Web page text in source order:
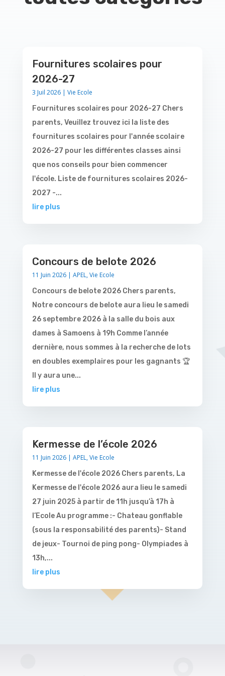
Fournitures scolaires pour
2026-27
3 Juil 2026| Vie Ecole
Fournitures scolaires pour 2026-27 Chers
parents, Veuillez trouvez ici la liste des
fournitures scolaires pour l'année scolaire
2026-27 pour les différentes classes ainsi
que nos conseils pour bien commencer
l'école. Liste de fournitures scolaires 2026-
2027 -...
lire plus
Concours de belote 2026
11 Juin 2026| APEL,Vie Ecole
Concours de belote 2026 Chers parents,
Notre concours de belote aura lieu le samedi
26 septembre 2026 à la salle du bois aux
dames à Samoens à 19h Comme l’année
dernière, nous sommes à la recherche de lots
en doubles exemplaires pour les gagnants 🏆
Il y aura une...
lire plus
Kermesse de l’école 2026
11 Juin 2026| APEL,Vie Ecole
Kermesse de l'école 2026 Chers parents, La
Kermesse de l'école 2026 aura lieu le samedi
27 juin 2025 à partir de 11h jusqu’à 17h à
l’Ecole Au programme :- Chateau gonflable
(sous la responsabilité des parents)- Stand
de jeux- Tournoi de ping pong- Olympiades à
13h,...
lire plus